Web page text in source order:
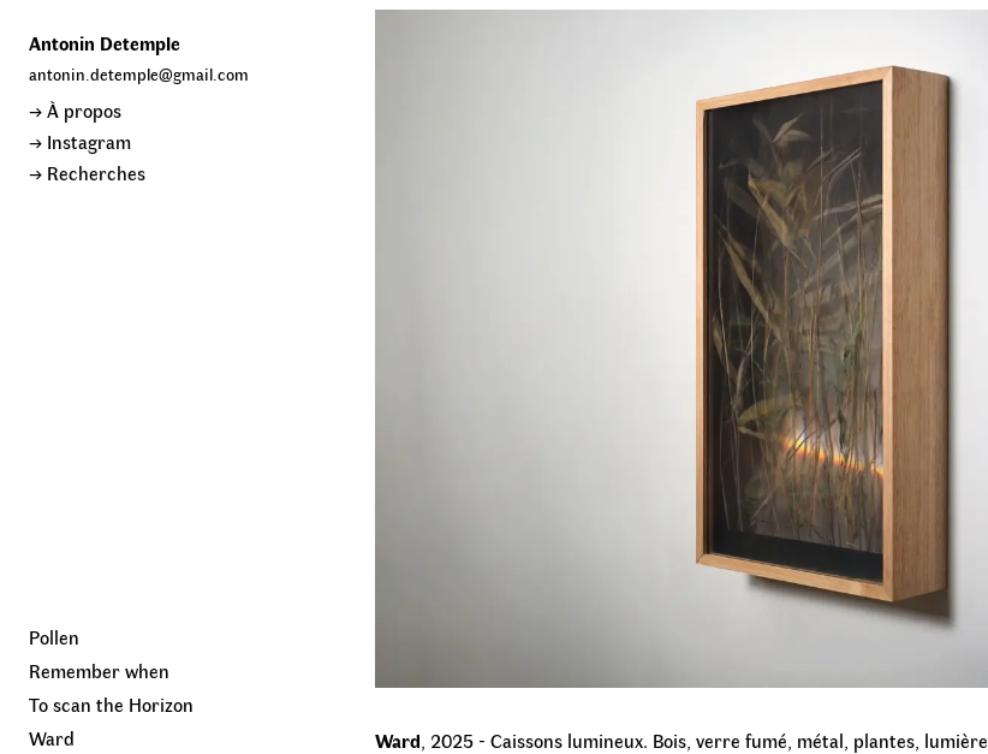
Antonin Detemple
antonin.detemple@gmail.com
→À propos
→ Instagram
→ Recherches
Pollen
Remember when
To scan the Horizon
Ward
Ward 2025 - Caissons lumineux. Bois, verre fumé, métal, plantes, lumière